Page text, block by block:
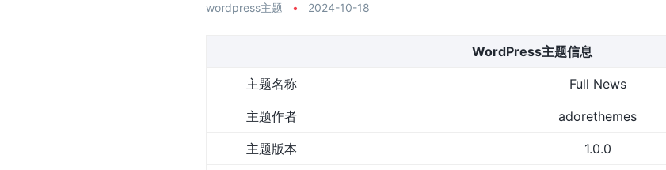
wordpress主题 • 2024-10-18
WordPress主题信息
主题名称 Full News
主题作者 adorethemes
主题版本 1.0.0